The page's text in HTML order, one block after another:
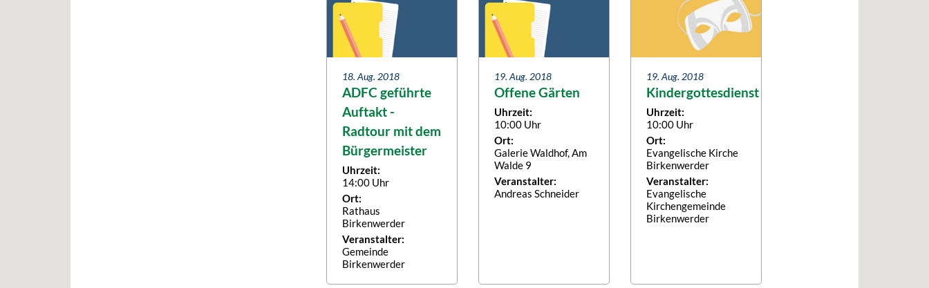
18. Aug. 2018
ADFC geführte
Auftakt -
Radtour mit dem
Bürgermeister
Uhrzeit:
14:00 Uhr
Ort:
Rathaus
Birkenwerder
Veranstalter:
Gemeinde
Birkenwerder
19. Aug. 2018
Offene Gärten
Uhrzeit:
10:00 Uhr
Ort:
Galerie Waldhof, Am
Walde 9
Veranstalter:
Andreas Schneider
19. Aug. 2018
Kindergottesdienst
Uhrzeit:
10:00 Uhr
Ort:
Evangelische Kirche
Birkenwerder
Veranstalter:
Evangelische
Kirchengemeinde
Birkenwerder